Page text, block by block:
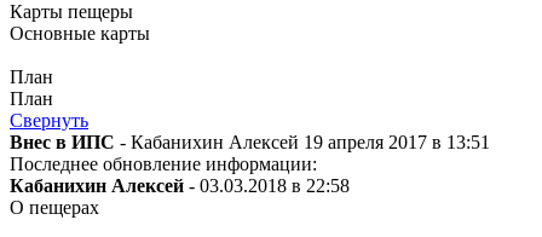
Карты пещеры
Основные карты
План
План
Свернуть
Внес в ИПС - Кабанихин Алексей 19 апреля 2017 в 13:51
Последнее обновление информации:
Кабанихин Алексей - 03.03.2018 в 22:58
О пещерах